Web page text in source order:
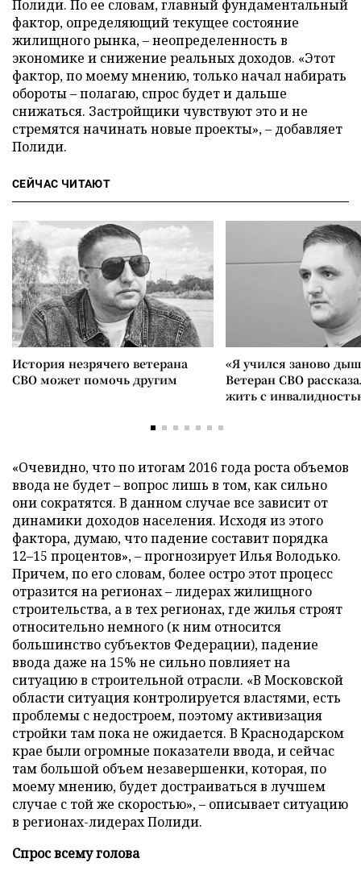
Полиди. По ее словам, главный фундаментальный
фактор, определяющий текущее состояние
жилищного рынка, – неопределенность в
экономике и снижение реальных доходов. «Этот
фактор, по моему мнению, только начал набирать
обороты – полагаю, спрос будет и дальше
снижаться. Застройщики чувствуют это и не
стремятся начинать новые проекты», – добавляет
Полиди.
СЕЙЧАС ЧИТАЮТ
История незрячего ветерана
СВО может помочь другим
«Я учился заново
Ветеран СВО
жить с
«Очевидно, что по итогам 2016 года роста объемов
ввода не будет – вопрос лишь в том, как сильно
они сократятся. В данном случае все зависит от
динамики доходов населения. Исходя из этого
фактора, думаю, что падение составит порядка
12–15 процентов», – прогнозирует Илья Володько.
Причем, по его словам, более остро этот процесс
отразится на регионах – лидерах жилищного
строительства, а в тех регионах, где жилья строят
относительно немного (к ним относится
большинство субъектов Федерации), падение
ввода даже на 15% не сильно повлияет на
ситуацию в строительной отрасли. «В Московской
области ситуация контролируется властями, есть
проблемы с недостроем, поэтому активизация
стройки там пока не ожидается. В Краснодарском
крае были огромные показатели ввода, и сейчас
там большой объем незавершенки, которая, по
моему мнению, будет достраиваться в лучшем
случае с той же скоростью», – описывает ситуацию
в регионах-лидерах Полиди.
Спрос всему голова